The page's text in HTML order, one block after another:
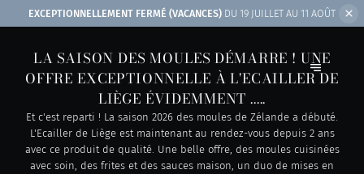
EXCEPTIONNELLEMENT FERMÉ (VACANCES) DU 19 JUILLET AU 11 AOÛT
LA SAISON DES MOULES DÉMARRE ! UNE
OFFRE EXCEPTIONNELLE À L'ECAILLER DE
LIÈGE ÉVIDEMMENT .....
Et c'est reparti ! La saison 2026 des moules de Zélande a débuté.
L'Ecailler de Liège est maintenant au rendez-vous depuis 2 ans
avec ce produit de qualité. Une belle offre, des moules cuisinées
avec soin, des frites et des sauces maison, un duo de mises en